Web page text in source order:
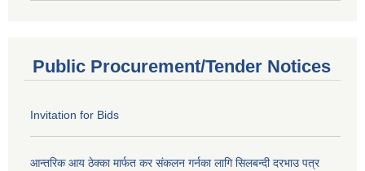
Public Procurement/Tender Notices
Invitation for Bids
आन्तरिक आय ठेक्का मार्फत कर संकलन गर्नका लागि सिलबन्दी दरभाउ पत्र